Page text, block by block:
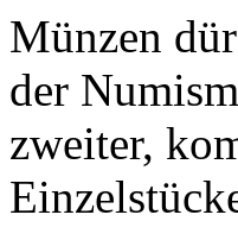
Münzen
der
zweiter,